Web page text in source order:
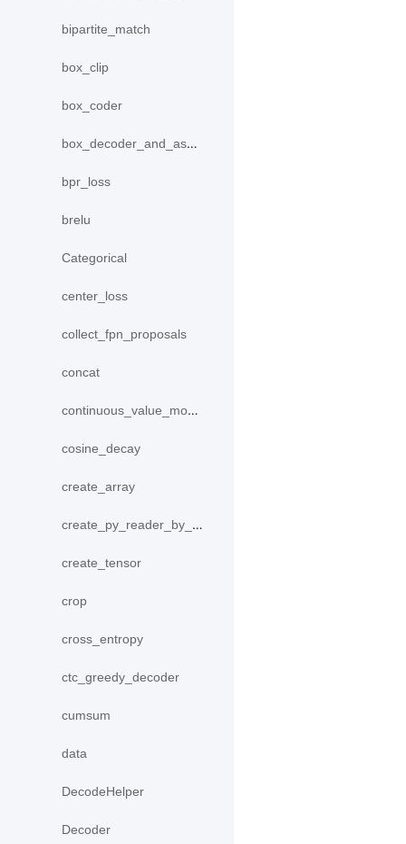
bipartite_match
box_clip
box_coder
box_decoder_and_assign
bpr_loss
brelu
Categorical
center_loss
collect_fpn_proposals
concat
continuous_value_model
cosine_decay
create_array
create_py_reader_by_data
create_tensor
crop
cross_entropy
ctc_greedy_decoder
cumsum
data
DecodeHelper
Decoder